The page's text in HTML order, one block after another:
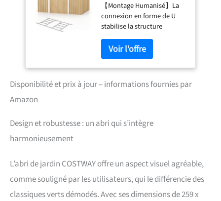
x 196 x 184 CM,
Cabane de Jardin
Exterieur 7m³ avec
Fondation et Porte
Coulissante, Rampe, 4
Trous d’Aération, 4
Gants Inclus
【Montage Humanisé】La
connexion en forme de U
stabilise la structure
d'assemblage. Le cadre
interne peut rester
autonome et que vous
pouvez monter les
panneaux externes.
Idéalement, vous pouvez
fournies pour vous et votre
assistant. 【Stabilité
une poutre transversale
épaisse et 4 tubes verticaux
supplémentaires. 4 piquets
de sol sont fournis pour
Disponibilité et prix à jour – informations fournies par
Amazon
Design et robustesse : un abri qui s’intègre
harmonieusement
L’abri de jardin COSTWAY offre un aspect visuel agréable,
comme souligné par les utilisateurs, qui le différencie des
classiques verts démodés. Avec ses dimensions de 259 x